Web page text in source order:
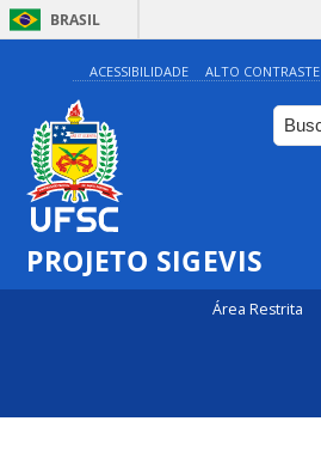
BRASIL
ACESSIBILIDADE ALTO CONTRASTE
PROJETO SIGEVIS
Área Restrita